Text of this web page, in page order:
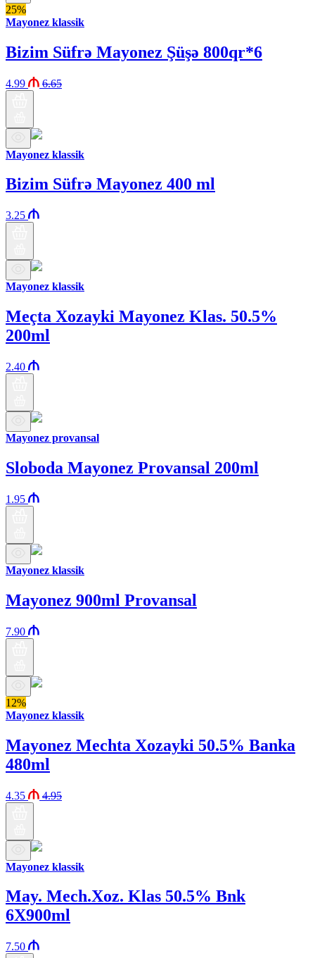
25%
Mayonez klassik
Bizim Süfrə Mayonez Şüşə 800qr*6
4.99 6.65
Mayonez klassik
Bizim Süfrə Mayonez 400 ml
3.25
Mayonez klassik
Meçta Xozayki Mayonez Klas. 50.5%
200ml
2.40
Mayonez provansal
Sloboda Mayonez Provansal 200ml
1.95
Mayonez klassik
Mayonez 900ml Provansal
7.90
12%
Mayonez klassik
Mayonez Mechta Xozayki 50.5% Banka
480ml
4.35 4.95
Mayonez klassik
May. Mech.Xoz. Klas 50.5% Bnk
6X900ml
7.50